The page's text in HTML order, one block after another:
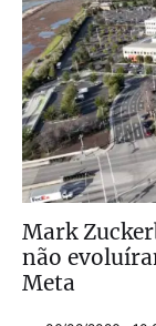
Mark
não
Meta